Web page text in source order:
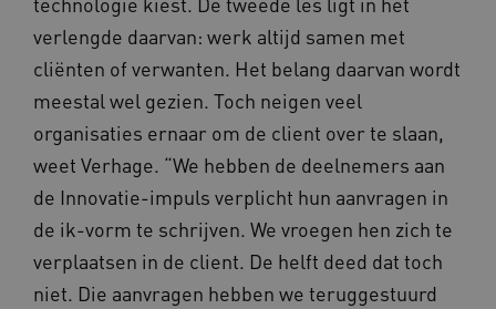
verlengde daarvan: werk altijd samen met
cliënten of verwanten. Het belang daarvan wordt
meestal wel gezien. Toch neigen veel
organisaties ernaar om de client over te slaan,
weet Verhage. “We hebben de deelnemers aan
de Innovatie-impuls verplicht hun aanvragen in
de ik-vorm te schrijven. We vroegen hen zich te
verplaatsen in de client. De helft deed dat toch
niet. Die aanvragen hebben we teruggestuurd
__Secure-YNID .youtube.com
weken
__cf_bm
Cloudflare Inc.
.vimeo.com
VISITOR_PRIVACY_METADATA
YouTube
.youtube.com
Google Privacy Policy